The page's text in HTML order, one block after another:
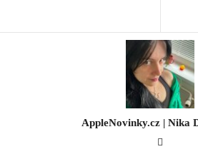
AppleNovinky.cz | Nika